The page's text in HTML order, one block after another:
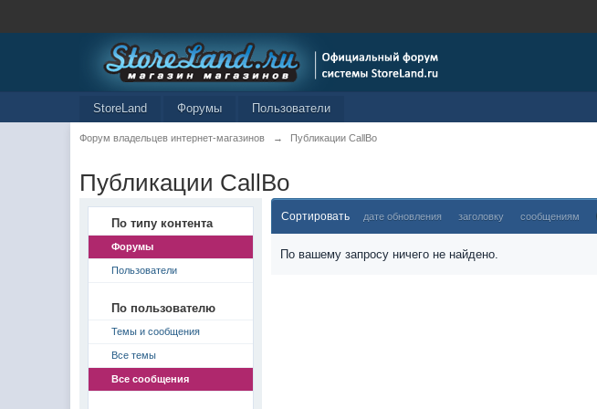
StoreLand Форумы Пользователи
Форум владельцев интернет-магазинов → Публикации CallBo
Публикации CallBo
По типу контента
Форумы
Пользователи
По пользователю
Темы и сообщения
Все темы
Все сообщения
Сортировать дате обновления заголовку сообщениям
По вашему запросу ничего не найдено.